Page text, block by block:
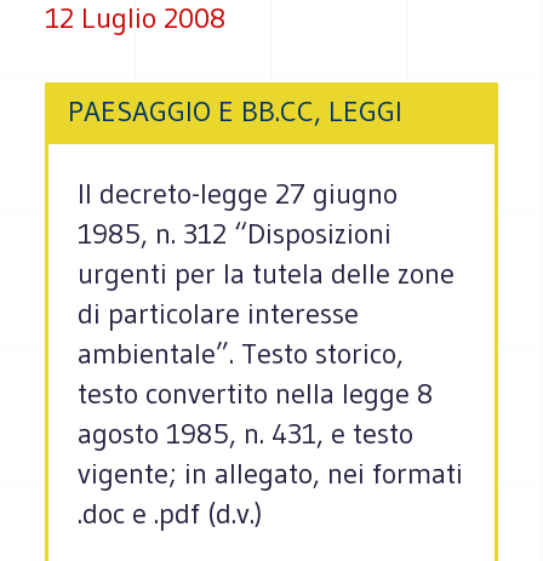
12 Luglio 2008
PAESAGGIO E BB.CC, LEGGI
Il decreto-legge 27 giugno
1985, n. 312 “Disposizioni
urgenti per la tutela delle zone
di particolare interesse
ambientale”. Testo storico,
testo convertito nella legge 8
agosto 1985, n. 431, e testo
vigente; in allegato, nei formati
.doc e .pdf (d.v.)